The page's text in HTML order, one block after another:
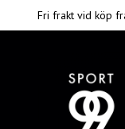
Fri frakt vid köp